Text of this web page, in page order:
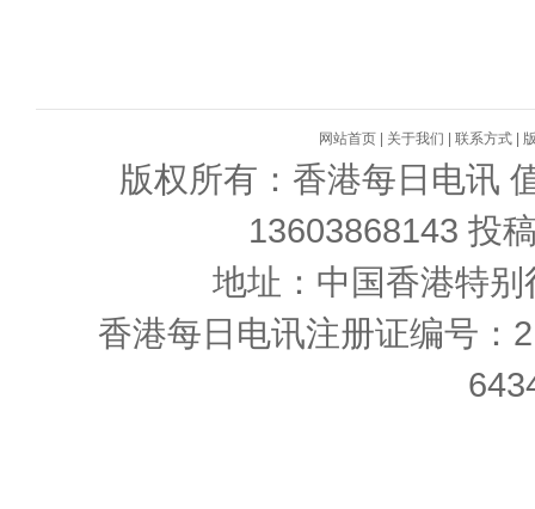
网站首页| 关于我们 联系方式|
版权所有：香港每日电讯
13603868143 投
地址：中国香港特
香港每日电讯注册证编号：